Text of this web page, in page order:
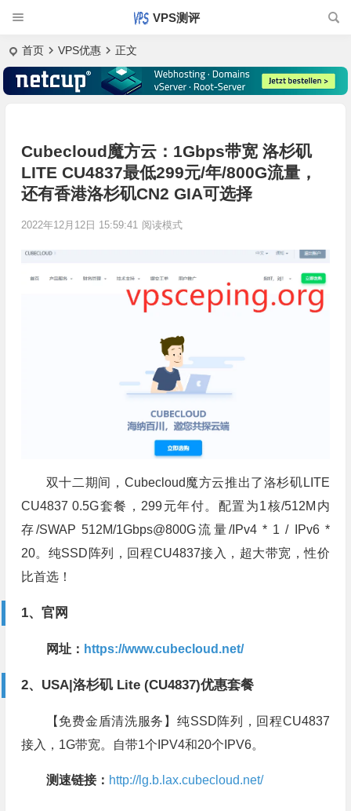
VPS测评
首页 VPS优惠 正文
Cubecloud魔方云：1Gbps带宽 洛杉矶
LITE CU4837最低299元/年/800G流量，
还有香港洛杉矶CN2 GIA可选择
2022年12月12日 15:59:41 阅读模式
双十二期间，Cubecloud魔方云推出了洛杉矶LITE
CU4837 0.5G套餐，299元年付。配置为1核/512M内
存/SWAP 512M/1Gbps@800G流量/IPv4 * 1 / IPv6 *
20。纯SSD阵列，回程CU4837接入，超大带宽，性价
比首选！
1、官网
网址： https://www.cubecloud.net/
2、USA|洛杉矶 Lite (CU4837)优惠套餐
【免费金盾清洗服务】纯SSD阵列，回程CU4837
接入，1G带宽。自带1个IPV4和20个IPV6。
测速链接： http://lg.b.lax.cubecloud.net/